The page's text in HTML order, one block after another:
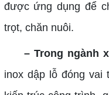
được ứng dụng để
trọt, chăn nuôi.
– Trong ngành
inox dập lỗ đóng vai